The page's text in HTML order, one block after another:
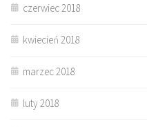
czerwiec 2018
kwiecień 2018
marzec 2018
luty 2018